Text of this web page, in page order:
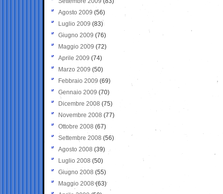
Agosto 2009 (56)
Luglio 2009 (83)
Giugno 2009 (76)
Maggio 2009 (72)
Aprile 2009 (74)
Marzo 2009 (50)
Febbraio 2009 (69)
Gennaio 2009 (70)
Dicembre 2008 (75)
Novembre 2008 (77)
Ottobre 2008 (67)
Settembre 2008 (56)
Agosto 2008 (39)
Luglio 2008 (50)
Giugno 2008 (55)
Maggio 2008(63)